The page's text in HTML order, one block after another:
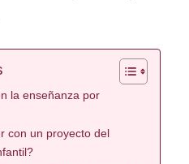
la enseñanza por
con un proyecto del